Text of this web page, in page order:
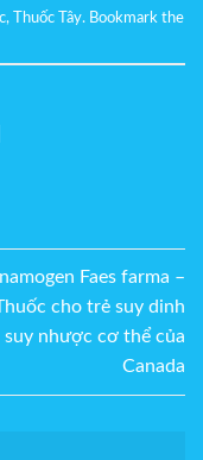
, Thuốc Tây. Bookmark the
Faes farma –
cho trẻ suy dinh
nhược cơ thể của
Canada